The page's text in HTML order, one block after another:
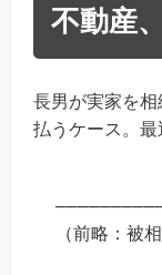
不動産
長男が実家を
払うケース。最
（前略：被